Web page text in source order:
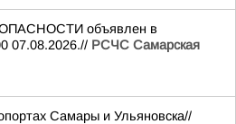
объявлен в
07.08.2026.// РСЧС Самарская
Самары и Ульяновска//